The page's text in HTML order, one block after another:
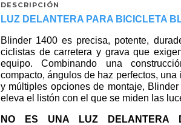
DESCRIPCIÓN
LUZ DELANTERA PARA BICICLETA
Blinder 1400 es precisa, potente,
ciclistas de carretera y grava que
equipo. Combinando una
compacto, ángulos de haz perfectos,
y múltiples opciones de montaje,
eleva el listón con el que se miden las
NO ES UNA LUZ DELANTERA